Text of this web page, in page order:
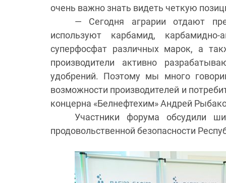
очень важно знать видеть четкую
— Сегодня аграрии отдают
используют карбамид,
суперфосфат различных марок, а
производители активно
удобрений. Поэтому мы много
возможности производителей и
концерна «Белнефтехим» Андрей
Участники форума обсудили
продовольственной безопасности